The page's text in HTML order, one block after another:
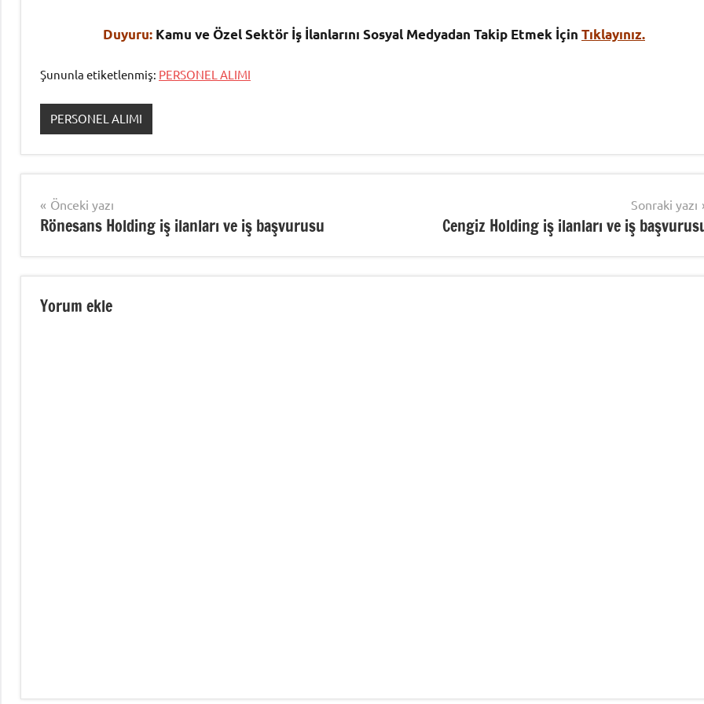
Duyuru: Kamu ve Özel Sektör İş İlanlarını Sosyal Medyadan Takip Etmek İçin Tıklayınız.
Şununla etiketlenmiş: PERSONEL ALIMI
PERSONEL ALIMI
Yazı
gezinmesi
Önceki yazı
Rönesans Holding iş ilanları ve iş başvurusu
Sonraki yazı
Cengiz Holding iş ilanları ve iş
Yorum ekle